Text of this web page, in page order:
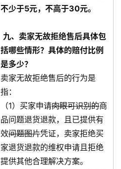
不少于5元，不高于30元。
九、卖家无故拒绝售后具体包
括哪些情形？具体的赔付比例
是多少？
卖家无故拒绝售后的行为是
指：
（1）买家申请肉眼可识别的商
品问题退货退款，且已提供有
效问题图片凭证，卖家拒绝买
家退货退款的维权申请且拒绝
提供其他合理解决方案。